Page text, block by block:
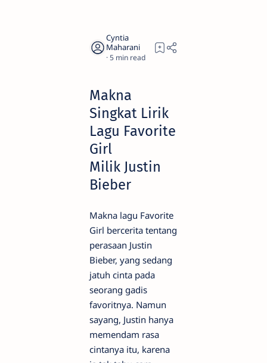
5
Makna
Singkat Lirik
Lagu Favorite
Girl
Milik Justin
Bieber
Makna lagu Favorite
Girl bercerita tentang
perasaan Justin
Bieber, yang sedang
jatuh cinta pada
seorang gadis
favoritnya. Namun
sayang, Justin hanya
memendam rasa
cintanya itu, karena